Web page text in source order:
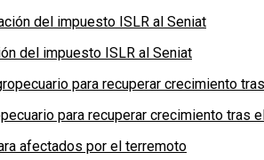
del impuesto ISLR al Seniat
para recuperar crecimiento tras